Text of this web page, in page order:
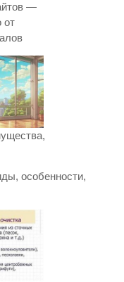
—
от
особенности,